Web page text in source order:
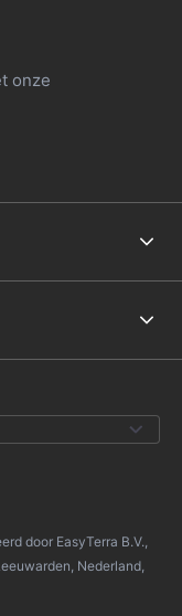
onze
door EasyTerra B.V.,
Nederland,